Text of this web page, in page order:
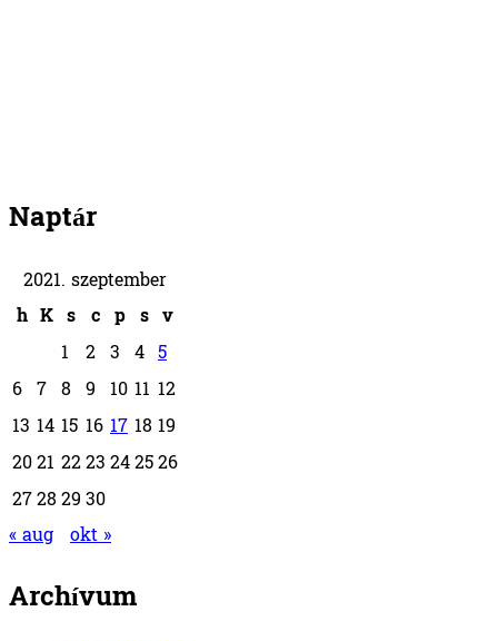
Naptár
2021. szeptember
h K s c p s v
1 2 3 4 5
6 7 8 9 10 11 12
13 14 15 16 17 18 19
2021 2223242526
27282930
« aug okt »
Archívum